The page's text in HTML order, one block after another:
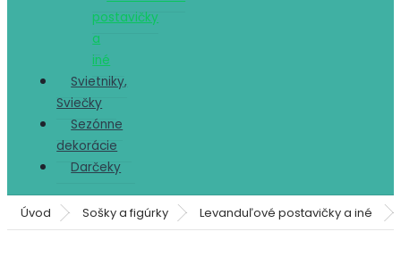
postavičky
a
iné
Svietniky,
Sviečky
Sezónne
dekorácie
Darčeky
Úvod Sošky a figúrky Levanduľové postavičky a iné